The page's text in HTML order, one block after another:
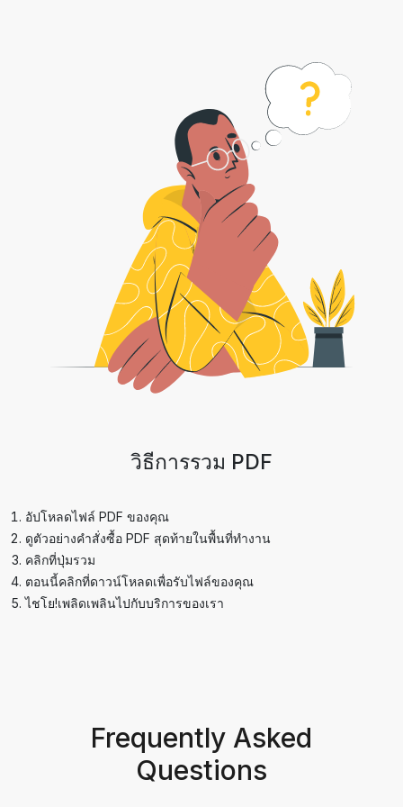
วิธีการรวม PDF
อัปโหลดไฟล์ PDF ของคุณ
ดูตัวอย่างคำสั่งซื้อ PDF สุดท้ายในพื้นที่ทำงาน
คลิกที่ปุ่มรวม
ตอนนี้คลิกที่ดาวน์โหลดเพื่อรับไฟล์ของคุณ
ไชโย!เพลิดเพลินไปกับบริการของเรา
Frequently Asked
Questions